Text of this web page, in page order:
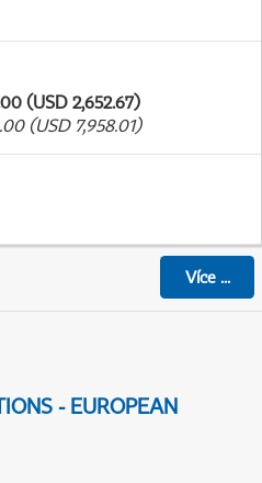
(USD 2,652.67)
(USD 7,958.01)
Více...
- EUROPEAN